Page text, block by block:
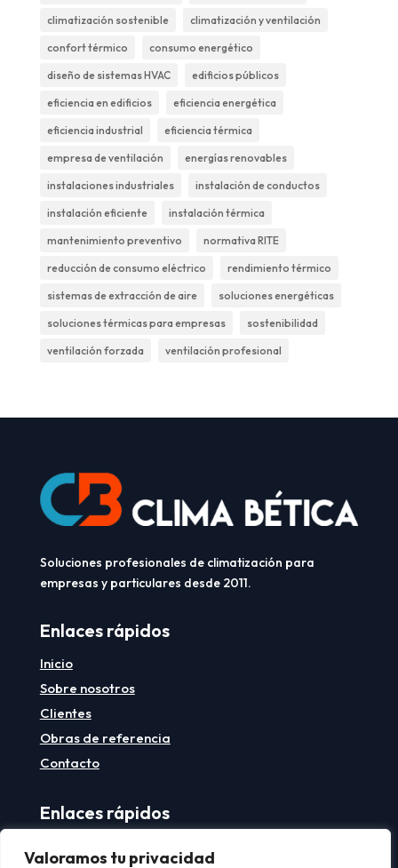
Valoramos tu privacidad
climatización sostenible climatización y ventilación
confort térmico consumo energético
diseño de sistemas HVAC edificios públicos
eficiencia en edificios eficiencia energética
eficiencia industrial eficiencia térmica
empresa de ventilación energías renovables
instalaciones industriales instalación de conductos
instalación eficiente instalación térmica
mantenimiento preventivo normativa RITE
reducción de consumo eléctrico rendimiento térmico
sistemas de extracción de aire soluciones energéticas
soluciones térmicas para empresas sostenibilidad
ventilación forzada ventilación profesional
Soluciones profesionales de climatización para
empresas y particulares desde 2011.
Enlaces rápidos
Inicio
Sobre nosotros
Clientes
Obras de referencia
Contacto
Enlaces rápidos